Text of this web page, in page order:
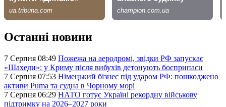
Останні новини
7 Серпня 08:49 Пожежа на аеродромі, звідки РФ запускає
«Шахеди»: у Криму після вибухів детонують боєприпаси
7 Серпня 07:53 Німецький бізнес під ударом РФ: пошкоджено
активи Puma та судна в Чорному морі
7 Серпня 06:29 НАТО готує Україні рекордну військову
підтримку на 2026–2027 роки